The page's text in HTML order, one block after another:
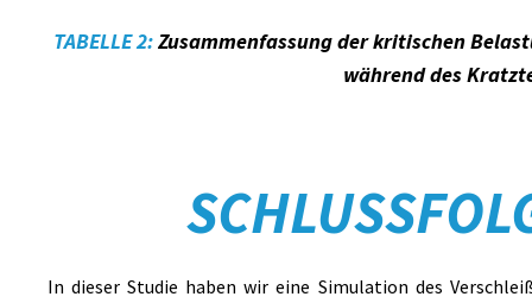
TABELLE 2:Zusammenfassung der kritischen
während des
In dieser Studie haben wir eine Simulation des